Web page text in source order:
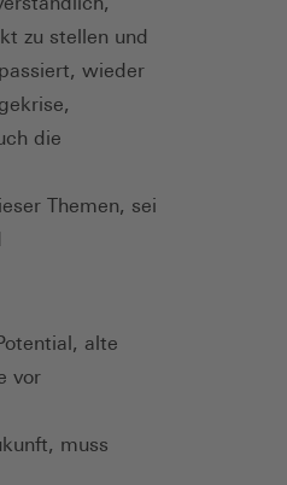
zu stellen und
wieder
die
Themen, sei
alte
vor
muss